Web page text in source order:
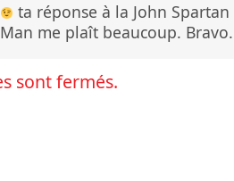
ta réponse à la John
Man me plaît beaucoup. Bravo.
sont fermés.